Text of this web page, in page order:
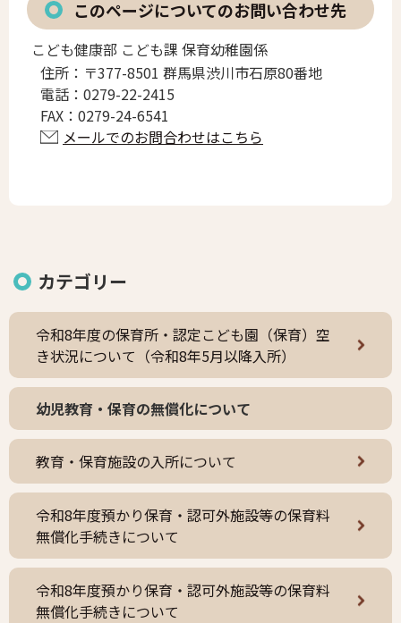
このページについてのお問い合わせ先
こども健康部 こども課 保育幼稚園係
住所： 〒377-8501 群馬県渋川市石原80番地
電話： 0279-22-2415
FAX： 0279-24-6541
メールでのお問合わせはこちら
カテゴリー
令和8年度の保育所・認定こども園（保育）空
き状況について（令和8年5月以降入所）
幼児教育・保育の無償化について
教育・保育施設の入所について
令和8年度預かり保育・認可外施設等の保育料
無償化手続きについて
令和8年度預かり保育・認可外施設等の保育料
無償化手続きについて